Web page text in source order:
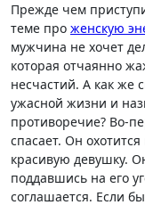
Прежде чем
теме про женскую
мужчина не хочет
которая отчаянно
несчастий. А как же
ужасной жизни и
противоречие? Во-
спасает. Он
красивую девушку.
поддавшись на его
соглашается. Если